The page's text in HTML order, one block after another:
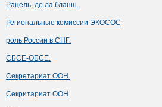
Рацель, де ла бланш.
Региональные комиссии ЭКОСОС
роль России в СНГ.
СБСЕ-ОБСЕ.
Секретариат ООН.
Секритариат ООН